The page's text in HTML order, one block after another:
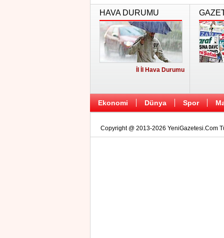
HAVA DURUMU
İl İl Hava Durumu
Ekonomi Dünya Spor
Copyright @ 2013-2026 YeniGazetesi.Com